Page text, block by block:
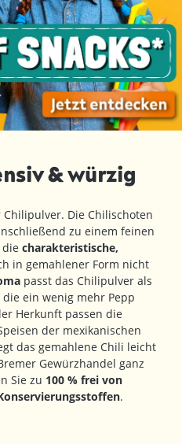
& würzig
Die Chilischoten
zu einem feinen
charakteristische,
in gemahlener Form nicht
passt das Chilipulver als
ein wenig mehr Pepp
Herkunft passen die
der mexikanischen
das gemahlene Chili leicht
Gewürzhandel ganz
Sie zu 100 % frei von
.